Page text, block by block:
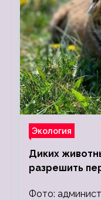
Экология
Диких
разрешить
Фото: